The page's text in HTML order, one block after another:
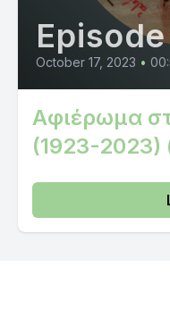
October 17, 2023 •
Αφιέρωμα
(1923-2023)